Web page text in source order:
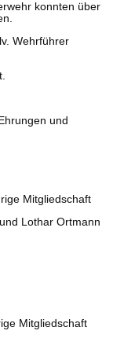
konnten über
Wehrführer
und
Mitgliedschaft
Lothar Ortmann
Mitgliedschaft